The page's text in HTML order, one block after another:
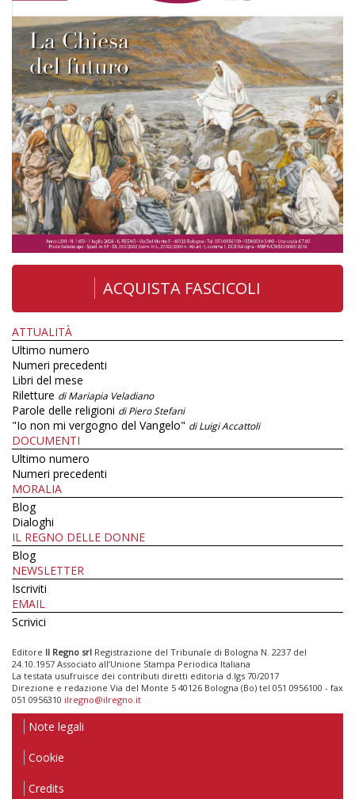
ACQUISTA FASCICOLI
ATTUALITÀ
Ultimo numero
Numeri precedenti
Libri del mese
Riletture di Mariapia Veladiano
Parole delle religioni di Piero Stefani
"Io non mi vergogno del Vangelo" di Luigi Accattoli
DOCUMENTI
Ultimo numero
Numeri precedenti
MORALIA
Blog
Dialoghi
IL REGNO DELLE DONNE
Blog
NEWSLETTER
Iscriviti
EMAIL
Scrivici
Editore Il Regno srl Registrazione del Tribunale di Bologna N. 2237 del
24.10.1957 Associato all’Unione Stampa Periodica Italiana
La testata usufruisce dei contributi diretti editoria d.lgs 70/2017
Direzione e redazione Via del Monte 5 40126 Bologna (Bo) tel 051 0956100 - fax
051 0956310 ilregno@ilregno.it
Note legali
Cookie
Credits